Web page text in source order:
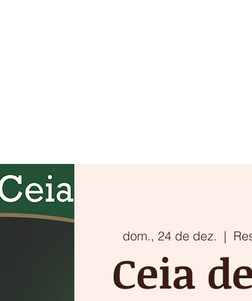
dom., 24 de dez.
  |
Ceia